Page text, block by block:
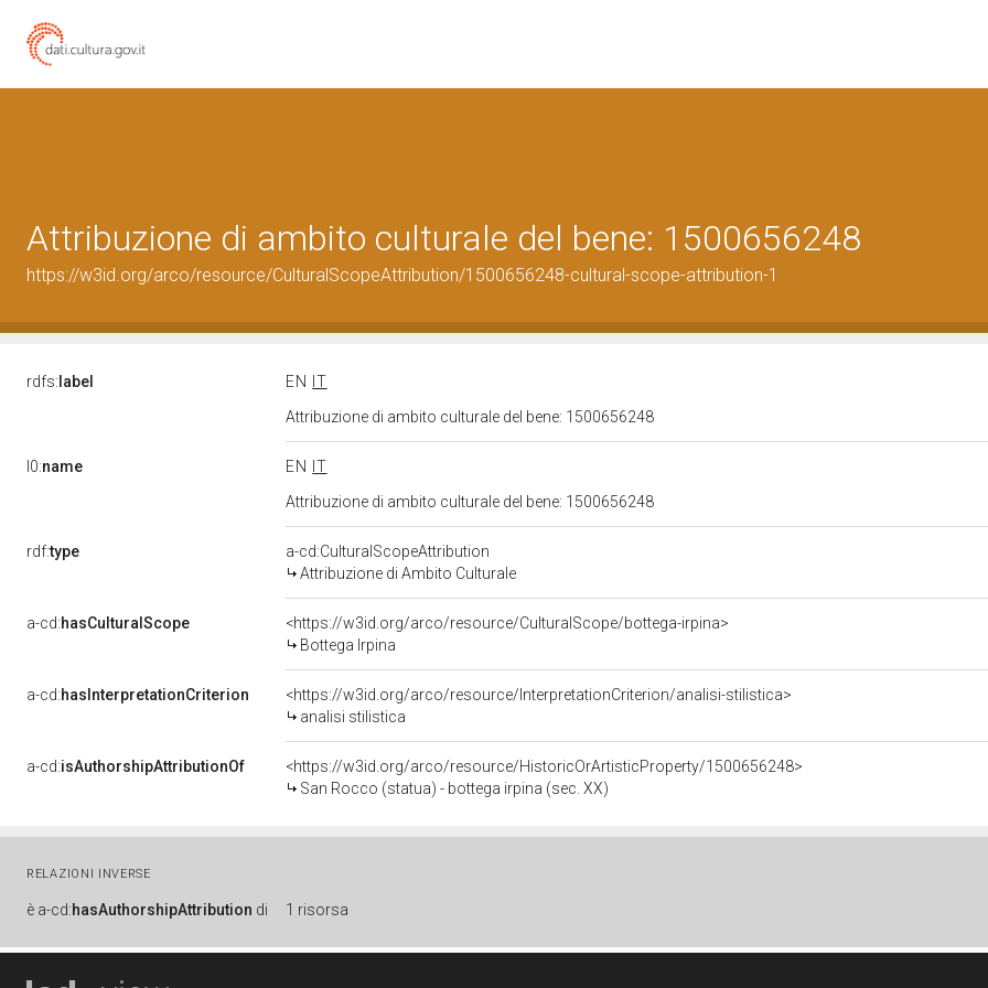
Attribuzione di ambito culturale del bene: 1500656248
https://w3id.org/arco/resource/CulturalScopeAttribution/1500656248-cultural-scope-attribution-1
rdfs: label EN
IT
Attribuzione di ambito culturale del bene: 1500656248
l0:name EN
IT
Attribuzione di ambito culturale del bene: 1500656248
rdf:type
a-cd:CulturalScopeAttribution
Attribuzione di Ambito Culturale
a-cd:hasCulturalScope
<https://w3id.org/arco/resource/CulturalScope/bottega-irpina>
Bottega Irpina
a-cd:hasInterpretationCriterion
<https://w3id.org/arco/resource/InterpretationCriterion/analisi-stilistica>
analisi stilistica
a-cd:isAuthorshipAttributionOf
<https://w3id.org/arco/resource/HistoricOrArtisticProperty/1500656248>
San Rocco (statua) - bottega irpina (sec. XX)
RELAZIONI INVERSE
è a-cd:hasAuthorshipAttribution di 1 risorsa